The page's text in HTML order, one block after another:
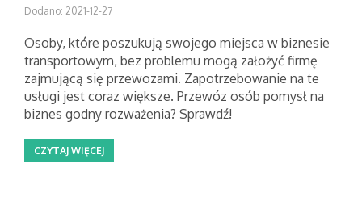
Dodano: 2021-12-27
Osoby, które poszukują swojego miejsca w biznesie
transportowym, bez problemu mogą założyć firmę
zajmującą się przewozami. Zapotrzebowanie na te
usługi jest coraz większe. Przewóz osób pomysł na
biznes godny rozważenia? Sprawdź!
CZYTAJ WIĘCEJ